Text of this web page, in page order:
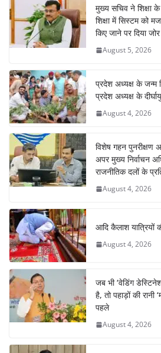
मुख्य सचिव ने शिक्षा
शिक्षा में सिस्टम को
किए जाने पर दिया जोर
August 5, 2026
प्रदेश अध्यक्ष के जन्म
प्रदेश अध्यक्ष के
August 4, 2026
विशेष गहन पुनरीक्षण
अपर मुख्य निर्वाचन
राजनीतिक दलों के
August 4, 2026
आदि कैलाश यात्रियों
August 4, 2026
जब भी ‘वेडिंग
है, तो पहाड़ों की
पहले
August 4, 2026